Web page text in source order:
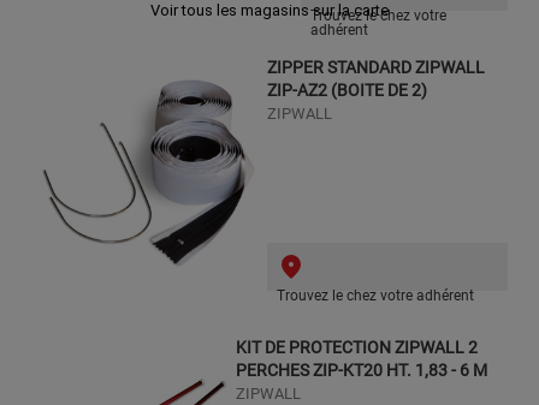
Trouvez le chez votre
adhérent
ZIPPER STANDARD ZIPWALL
ZIP-AZ2 (BOITE DE 2)
ZIPWALL
Trouvez le chez votre adhérent
KIT DE PROTECTION ZIPWALL 2
PERCHES ZIP-KT20 HT. 1,83 - 6 M
ZIPWALL
Voir tous les magasins sur la carte